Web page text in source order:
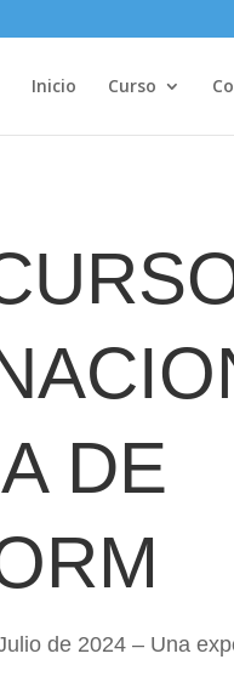
Inicio Curso
DE
de 2024 – Una